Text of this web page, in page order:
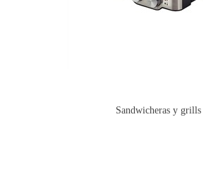
Sandwicheras y grills